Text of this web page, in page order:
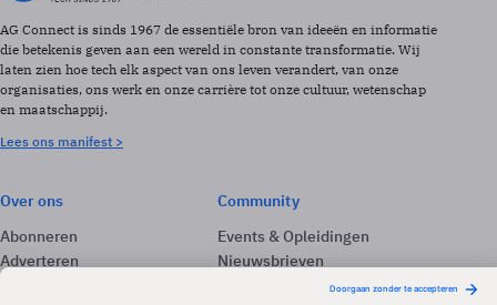
AG Connect is sinds 1967 de essentiële bron van ideeën en informatie
die betekenis geven aan een wereld in constante transformatie. Wij
laten zien hoe tech elk aspect van ons leven verandert, van onze
organisaties, ons werk en onze carrière tot onze cultuur, wetenschap
en maatschappij.
Lees ons manifest >
Over ons
Abonneren
Adverteren
Community
Events & Opleidingen
Nieuwsbrieven